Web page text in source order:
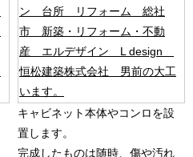
キャビネット本体やコンロを設
置します。
完成したものは随時、傷や汚れ